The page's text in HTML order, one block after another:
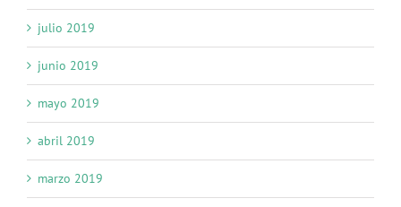
julio 2019
junio 2019
mayo 2019
abril 2019
marzo 2019